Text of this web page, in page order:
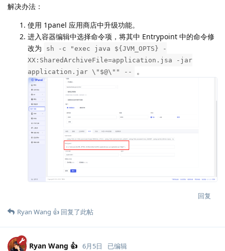
解决办法：
使用 1panel 应用商店中升级功能。
进入容器编辑中选择命令项，将其中 Entrypoint 中的命令修
改为
sh -c "exec java ${JVM_OPTS} -
XX:SharedArchiveFile=application.jsa -jar
application.jar \"$@\"" --
。
回复
Ryan Wang 👍 回复了此帖
Ryan Wang 👍 6月5日 已编辑